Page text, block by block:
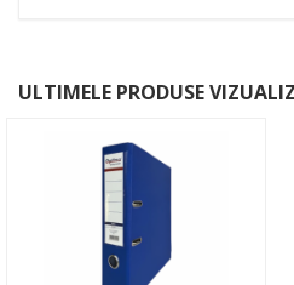
ULTIMELE PRODUSE